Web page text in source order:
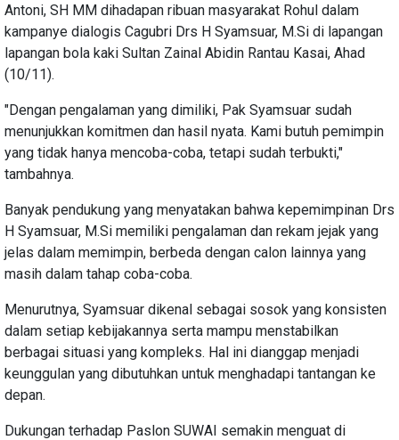
Antoni, SH MM dihadapan ribuan masyarakat Rohul dalam
kampanye dialogis Cagubri Drs H Syamsuar, M.Si di lapangan
lapangan bola kaki Sultan Zainal Abidin Rantau Kasai, Ahad
(10/11).
"Dengan pengalaman yang dimiliki, Pak Syamsuar sudah
menunjukkan komitmen dan hasil nyata. Kami butuh pemimpin
yang tidak hanya mencoba-coba, tetapi sudah terbukti,"
tambahnya.
Banyak pendukung yang menyatakan bahwa kepemimpinan Drs
H Syamsuar, M.Si memiliki pengalaman dan rekam jejak yang
jelas dalam memimpin, berbeda dengan calon lainnya yang
masih dalam tahap coba-coba.
Menurutnya, Syamsuar dikenal sebagai sosok yang konsisten
dalam setiap kebijakannya serta mampu menstabilkan
berbagai situasi yang kompleks. Hal ini dianggap menjadi
keunggulan yang dibutuhkan untuk menghadapi tantangan ke
depan.
Dukungan terhadap Paslon SUWAI semakin menguat di